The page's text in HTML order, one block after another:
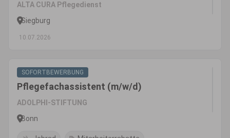
ALTA CURA Pflegedienst
Siegburg
10.07.2026
SOFORTBEWERBUNG
Pflegefachassistent (m/w/d)
ADOLPHI-STIFTUNG
Bonn